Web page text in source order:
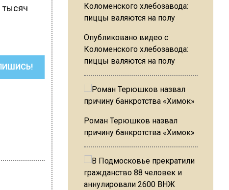
тысяч
Опубликовано видео с
Коломенского хлебозавода:
пиццы валяются на полу
Роман Терюшков назвал
причину банкротства «Химок»